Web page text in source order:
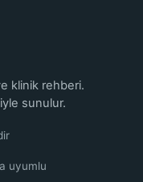
klinik rehberi.
sunulur.
uyumlu